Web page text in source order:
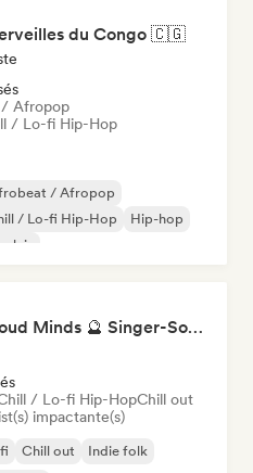
du Congo 🇨🇬
Afropop
/ Lo-fi Hip-Hop
/ Afropop
/ Lo-fi Hip-Hop
Hip-hop
Quiet Hours, Loud Minds 🔮 Singer-Songwriter, Bedroom Pop & Dream Pop
/ Lo-fi Hip-HopChill out
impactante(s)
Chill out
Indie folk